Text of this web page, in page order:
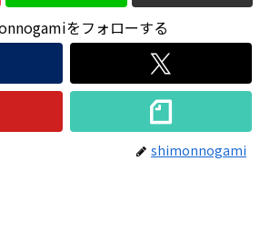
をフォローする
shimonnogami